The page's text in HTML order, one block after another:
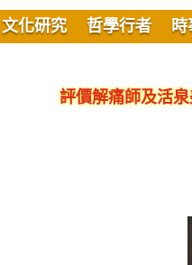
文化研究 哲學行者
評價解痛師及活泉美良生